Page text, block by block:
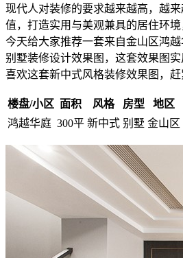
现代人对装修的要求越来越高，越
值，打造实用与美观兼具的居住环境
今天给大家推荐一套来自金山区鸿越
别墅装修设计效果图，这套效果图
喜欢这套新中式风格装修效果图，赶
楼盘/小区 面积 风格 房型
地区
鸿越华庭 300平 新中式 别墅 金山区